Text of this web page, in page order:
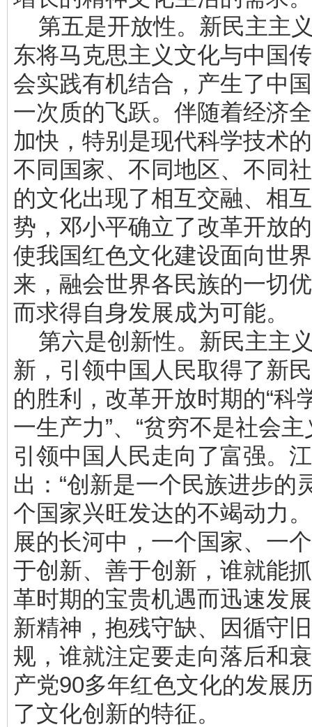
第五是开放性。新民主主
东将马克思主义文化与中国
会实践有机结合，产生了中
一次质的飞跃。伴随着经济
加快，特别是现代科学技术
不同国家、不同地区、不同
的文化出现了相互交融、相
势，邓小平确立了改革开放
使我国红色文化建设面向世
来，融会世界各民族的一切
而求得自身发展成为可能。
第六是创新性。新民主主
新，引领中国人民取得了新
的胜利，改革开放时期的“科
一生产力”、“贫穷不是社会主
引领中国人民走向了富强。
出：“创新是一个民族进步的
个国家兴旺发达的不竭动力
展的长河中，一个国家、一
于创新、善于创新，谁就能
革时期的宝贵机遇而迅速发
新精神，抱残守缺、因循守
规，谁就注定要走向落后和
产党90多年红色文化的发展
了文化创新的特征。